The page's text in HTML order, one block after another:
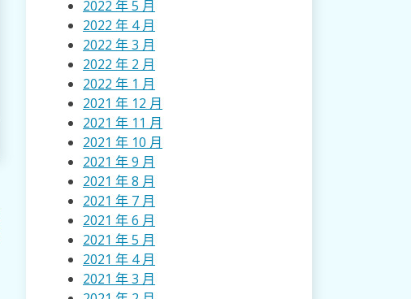
2022 年 5 月
2022 年 4 月
2022 年 3 月
2022 年 2 月
2022 年 1 月
2021 年 12 月
2021 年 11 月
2021 年 10 月
2021 年 9 月
2021 年 8 月
2021 年 7 月
2021 年 6 月
2021 年 5 月
2021 年 4 月
2021 年 3 月